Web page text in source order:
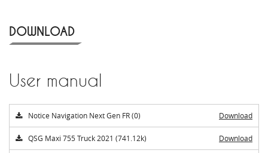
DOWNLOAD
User manual
Notice Navigation Next Gen FR (0) Download
QSG Maxi 755 Truck 2021 (741.12k) Download